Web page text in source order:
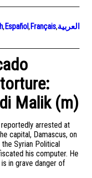
,Español,Français,العربية
Malik (m)
arrested at
capital, Damascus, on
Syrian Political
his computer. He
in grave danger of